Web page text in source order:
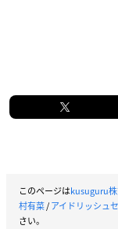
このページはkusuguru
村有菜/アイドリッシュ
さい。